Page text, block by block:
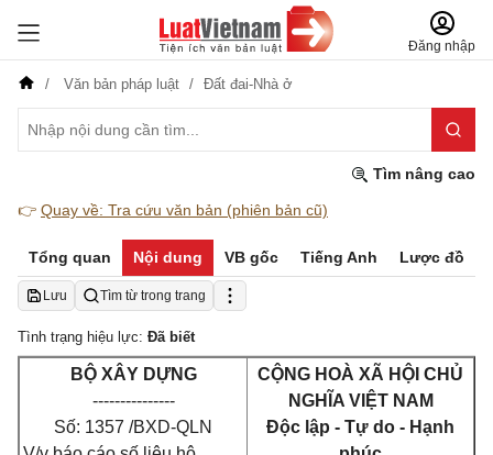
Đăng nhập
Văn bản pháp luật Đất đai-Nhà ở
Tìm nâng cao
👉 Quay về: Tra cứu văn bản (phiên bản cũ)
Tổng quan Nội dung VB gốc Tiếng Anh Lược đồ
Lưu Tìm từ trong trang
Tình trạng hiệu lực: Đã biết
BỘ XÂY DỰNG
---------------
Số: 1357 /BXD-QLN
CỘNG HOÀ XÃ HỘI CHỦ
NGHĨA VIỆT NAM
Độc lập - Tự do - Hạnh